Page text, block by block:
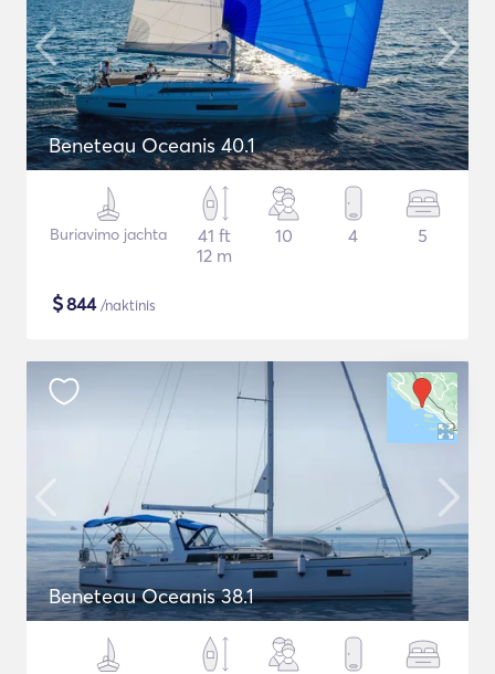
Beneteau Oceanis 40.1
Buriavimo jachta
41 ft
12 m
10 4 5
$844/naktinis
Beneteau Oceanis 38.1